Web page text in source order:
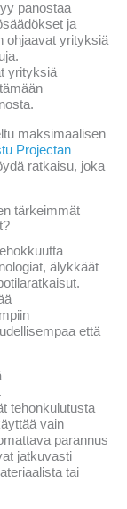
panostaa
ja
ohjaavat yrityksiä
yrityksiä
maksimaalisen
Projectan
ratkaisu, joka
tärkeimmät
älykkäät
että
tehonkulutusta
vain
parannus
jatkuvasti
tai